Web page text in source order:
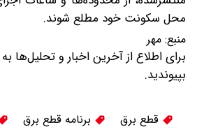
محل سکونت خود مطلع شوند.
منبع: مهر
برای اطلاع از آخرین اخبار و تحلیل‌ها
بپیوندید.
قطع برق برنامه قطع برق